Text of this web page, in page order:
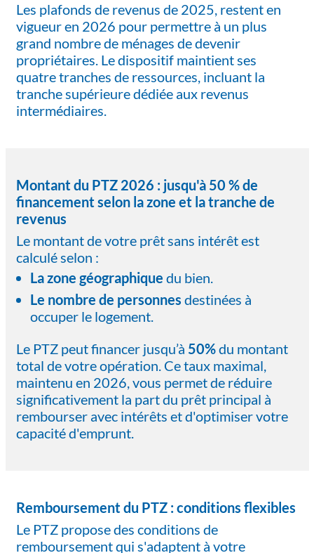
Les plafonds de revenus de 2025, restent en
vigueur en 2026 pour permettre à un plus
grand nombre de ménages de devenir
propriétaires. Le dispositif maintient ses
quatre tranches de ressources, incluant la
tranche supérieure dédiée aux revenus
intermédiaires.
Montant du PTZ 2026 : jusqu'à 50 % de
financement selon la zone et la tranche de
revenus
Le montant de votre prêt sans intérêt est
calculé selon :
La zone géographique du bien.
Le nombre de personnes destinées à
occuper le logement.
Le PTZ peut financer jusqu’à 50%du montant
total de votre opération. Ce taux maximal,
maintenu en 2026, vous permet de réduire
significativement la part du prêt principal à
rembourser avec intérêts et d'optimiser votre
capacité d'emprunt.
Remboursement du PTZ : conditions flexibles
Le PTZ propose des conditions de
remboursement qui s'adaptent à votre